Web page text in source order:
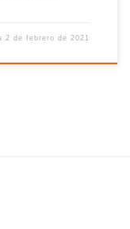
2 de febrero de 2021